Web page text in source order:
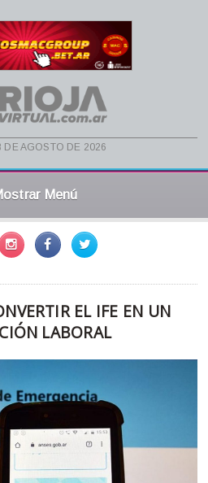
de agosto de 2026
Menú
EL IFE EN UN
LABORAL